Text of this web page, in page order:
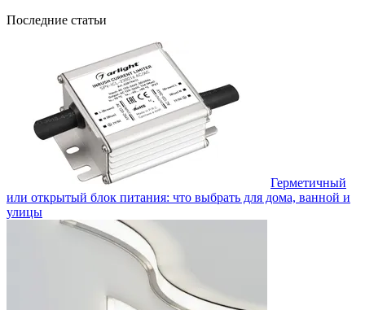
Последние статьи
Герметичный
или открытый блок питания: что выбрать для дома, ванной и
улицы